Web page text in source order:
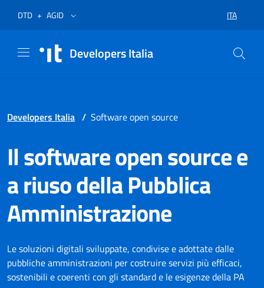
DTDApre in un nuovo tab
+ AGIDApre in un nuovo tab ITA
Developers Italia
Developers Italia / Software open source
Il software open source e
a riuso della Pubblica
Amministrazione
Le soluzioni digitali sviluppate, condivise e adottate dalle
pubbliche amministrazioni per costruire servizi più efficaci,
sostenibili e coerenti con gli standard e le esigenze della PA